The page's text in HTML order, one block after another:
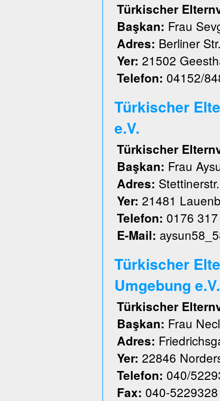
Türkischer
Başkan: Frau
Adres: Berliner
Yer: 21502
Telefon: 04152/
Türkischer
e.V.
Türkischer
Başkan: Frau
Adres:
Yer: 21481
Telefon: 0176
E-Mail:
Türkischer
Umgebung e.V.
Türkischer
Başkan: Frau
Adres:
Yer: 22846
Telefon: 040/
Fax: 040-5229328